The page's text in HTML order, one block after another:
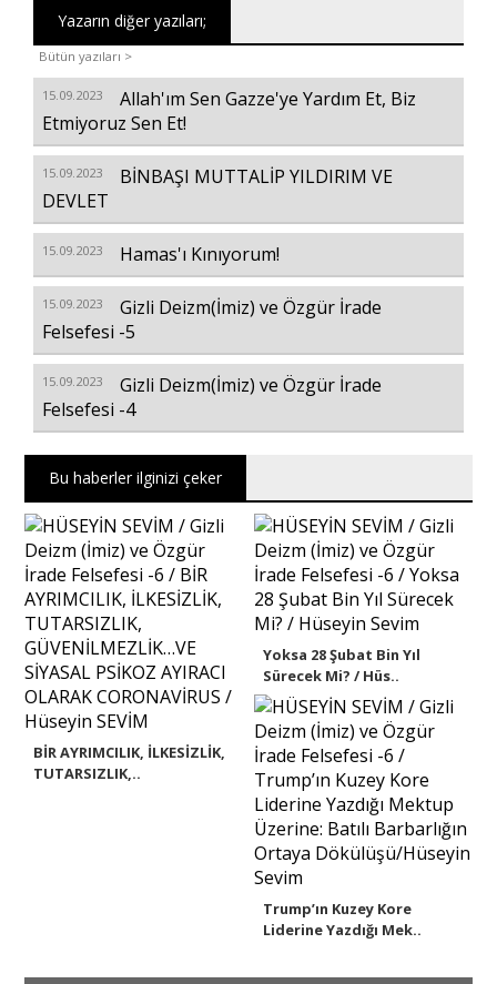
Yazarın diğer yazıları;
Bütün yazıları >
15.09.2023
Allah'ım Sen Gazze'ye Yardım Et, Biz
Etmiyoruz Sen Et!
15.09.2023
BİNBAŞI MUTTALİP YILDIRIM VE
DEVLET
15.09.2023 Hamas'ı Kınıyorum!
15.09.2023
Gizli Deizm(İmiz) ve Özgür İrade
Felsefesi -5
15.09.2023
Gizli Deizm(İmiz) ve Özgür İrade
Felsefesi -4
Bu haberler ilginizi çeker
BİR AYRIMCILIK, İLKESİZLİK,
TUTARSIZLIK,..
Yoksa 28 Şubat Bin Yıl
Sürecek Mi? / Hüs..
Trump’ın Kuzey Kore
Liderine Yazdığı Mek..